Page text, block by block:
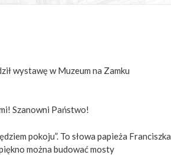
wystawę w Muzeum na Zamku
Szanowni Państwo!
pokoju”. To słowa papieża Franciszka
można budować mosty